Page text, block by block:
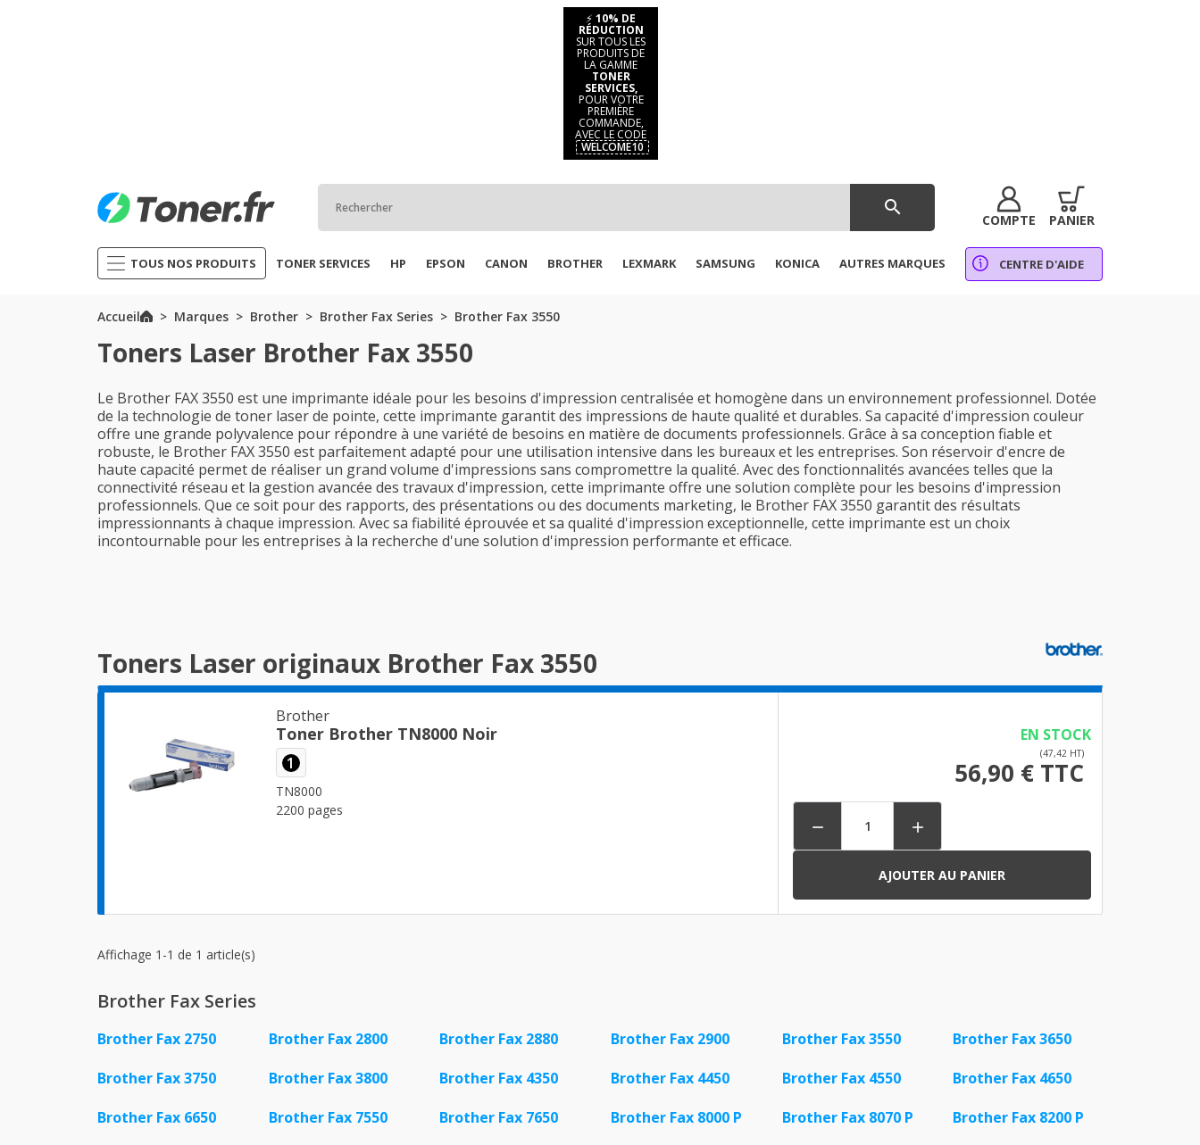
⚡ 10% DE
RÉDUCTION
SUR TOUS LES
PRODUITS DE
LA GAMME
TONER
SERVICES,
POUR VOTRE
PREMIÈRE
COMMANDE,
AVEC LE CODE
WELCOME10
search
COMPTE PANIER
TOUS NOS PRODUITS TONER SERVICES HP EPSON CANON BROTHER LEXMARK SAMSUNG KONICA AUTRES MARQUES CENTRE D'AIDE
Accueil Marques Brother Brother Fax Series Brother Fax 3550
Toners Laser Brother Fax 3550
Le Brother FAX 3550 est une imprimante idéale pour les besoins d'impression centralisée et homogène dans un environnement professionnel. Dotée
de la technologie de toner laser de pointe, cette imprimante garantit des impressions de haute qualité et durables. Sa capacité d'impression couleur
offre une grande polyvalence pour répondre à une variété de besoins en matière de documents professionnels. Grâce à sa conception fiable et
robuste, le Brother FAX 3550 est parfaitement adapté pour une utilisation intensive dans les bureaux et les entreprises. Son réservoir d'encre de
haute capacité permet de réaliser un grand volume d'impressions sans compromettre la qualité. Avec des fonctionnalités avancées telles que la
connectivité réseau et la gestion avancée des travaux d'impression, cette imprimante offre une solution complète pour les besoins d'impression
professionnels. Que ce soit pour des rapports, des présentations ou des documents marketing, le Brother FAX 3550 garantit des résultats
impressionnants à chaque impression. Avec sa fiabilité éprouvée et sa qualité d'impression exceptionnelle, cette imprimante est un choix
incontournable pour les entreprises à la recherche d'une solution d'impression performante et efficace.
Toners Laser originaux Brother Fax 3550
Brother
Toner Brother TN8000 Noir
1
TN8000
2200 pages
EN STOCK
(47,42 HT)
56,90 € TTC
 
AJOUTER AU PANIER
Affichage 1-1 de 1 article(s)
Brother Fax Series
Brother Fax 2750 Brother Fax 2800 Brother Fax 2880 Brother Fax 2900 Brother Fax 3550
Brother Fax 3650
Brother Fax 3750
Brother Fax 3800 Brother Fax 4350 Brother Fax 4450 Brother Fax 4550
Brother Fax 4650
Brother Fax 6650
Brother Fax 7550 Brother Fax 7650 Brother Fax 8000 P Brother Fax 8070 P
Brother Fax 8200 P